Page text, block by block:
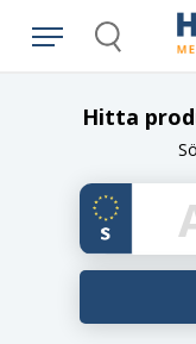
Search
Hitta